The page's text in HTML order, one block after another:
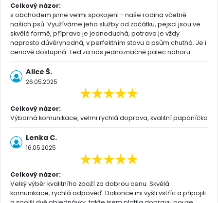
Celkový názor:
s obchodem jsme velmi spokojeni - naše rodina včetně
našich psů. Využíváme jeho služby od začátku, pejsci jsou ve
skvělé formě, příprava je jednoduchá, potrava je vždy
naprosto důvěryhodná, v perfektním stavu a psům chutná. Je i
cenově dostupná. Ted za nás jednoznačně palec nahoru.
Alice Š.
26.05.2025
Celkový názor:
Výborná komunikace, velmi rychlá doprava, kvalitní papáníčko
Lenka C.
16.05.2025
Celkový názor:
Velký výběr kvalitního zboží za dobrou cenu. Skvělá
komunikace, rychlá odpověď. Dokonce mi vyšli vstříc a připojili